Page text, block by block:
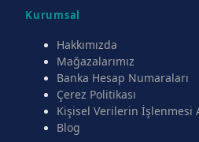
Kurumsal
Hakkımızda
Mağazalarımız
Banka Hesap Numaraları
Çerez Politikası
Kişisel Verilerin İşlenmesi
Blog